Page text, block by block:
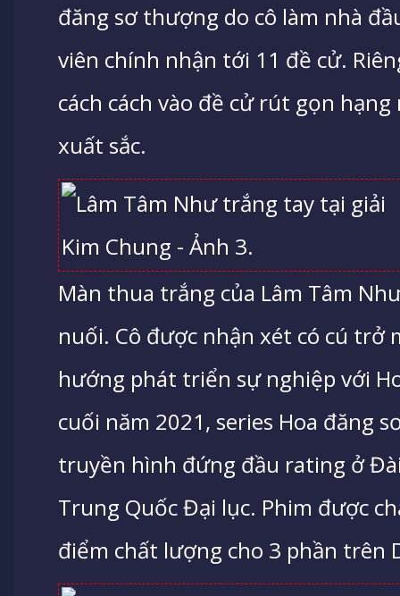
đăng sơ thượng do cô làm nhà
viên chính nhận tới 11 đề cử.
cách cách vào đề cử rút gọn
xuất sắc.
Màn thua trắng của Lâm Tâm
nuối. Cô được nhận xét có cú trở
hướng phát triển sự nghiệp với
cuối năm 2021, series Hoa đăng
truyền hình đứng đầu rating ở
Trung Quốc Đại lục. Phim được
điểm chất lượng cho 3 phần trên